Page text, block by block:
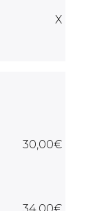
X
30,00€